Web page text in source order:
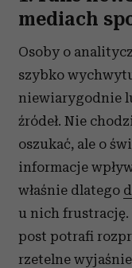
mediach
Osoby o
szybko
niewiarygodnie
źródeł. Nie
oszukać, ale o
informacje
właśnie dlatego
u nich frustrację.
post potrafi
rzetelne